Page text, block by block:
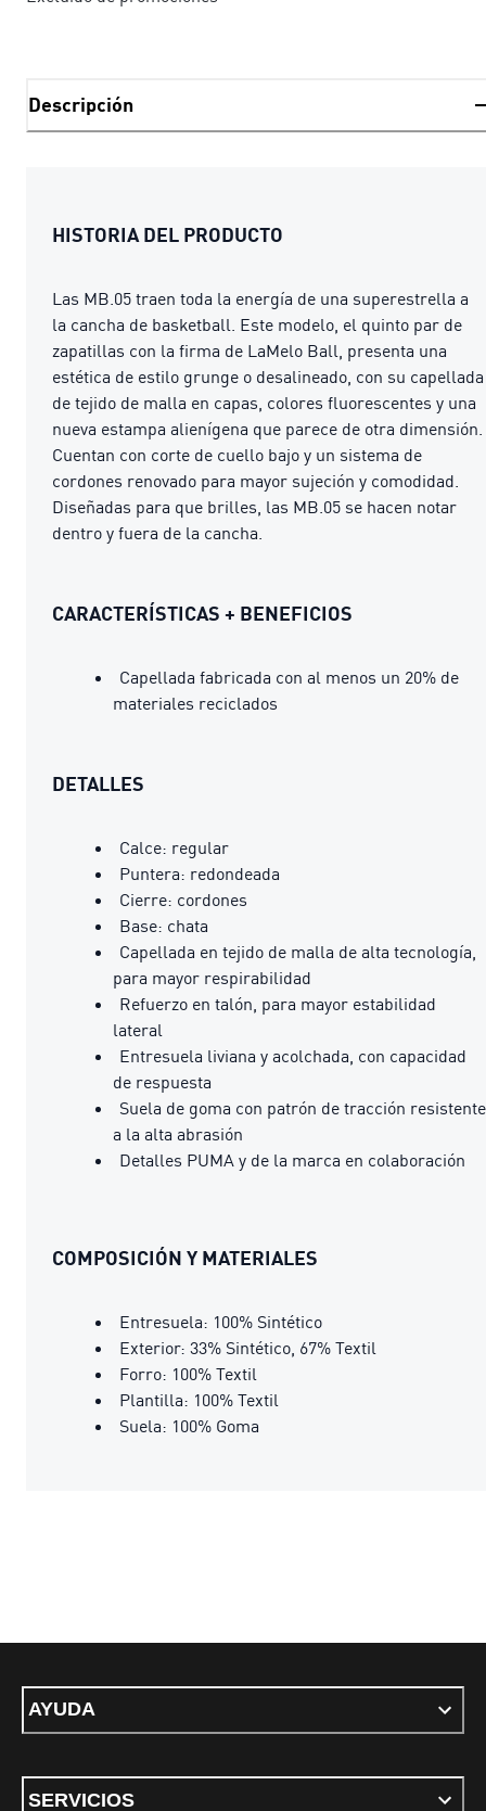
Descripción
HISTORIA DEL PRODUCTO
Las MB.05 traen toda la energía de una superestrella a
la cancha de basketball. Este modelo, el quinto par de
zapatillas con la firma de LaMelo Ball, presenta una
estética de estilo grunge o desalineado, con su capellada
de tejido de malla en capas, colores fluorescentes y una
nueva estampa alienígena que parece de otra dimensión.
Cuentan con corte de cuello bajo y un sistema de
cordones renovado para mayor sujeción y comodidad.
Diseñadas para que brilles, las MB.05 se hacen notar
dentro y fuera de la cancha.
CARACTERÍSTICAS + BENEFICIOS
Capellada fabricada con al menos un 20% de
materiales reciclados
DETALLES
Calce: regular
Puntera: redondeada
Cierre: cordones
Base: chata
Capellada en tejido de malla de alta tecnología,
para mayor respirabilidad
Refuerzo en talón, para mayor estabilidad
lateral
Entresuela liviana y acolchada, con capacidad
de respuesta
Suela de goma con patrón de tracción resistente
a la alta abrasión
Detalles PUMA y de la marca en colaboración
COMPOSICIÓN Y MATERIALES
Entresuela: 100% Sintético
Exterior: 33% Sintético, 67% Textil
Forro: 100% Textil
Plantilla: 100% Textil
Suela: 100% Goma
AYUDA
SERVICIOS